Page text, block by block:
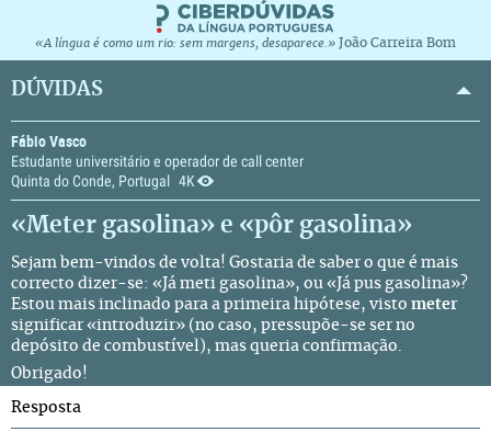
«A língua é como um rio: sem margens, desaparece.» João Carreira Bom
DÚVIDAS
Fábio Vasco
Estudante universitário e operador de call center
Quinta do Conde, Portugal 4K
«Meter gasolina» e «pôr gasolina»
Sejam bem-vindos de volta! Gostaria de saber o que é mais
correcto dizer-se: «Já meti gasolina», ou «Já pus gasolina»?
Estou mais inclinado para a primeira hipótese, visto meter
significar «introduzir» (no caso, pressupõe-se ser no
depósito de combustível), mas queria confirmação.
Obrigado!
Resposta